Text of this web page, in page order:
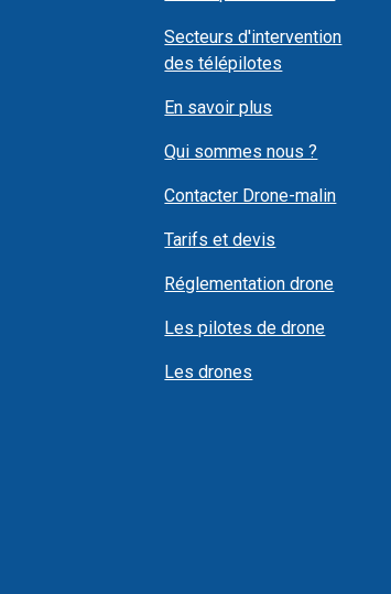
Secteurs d'intervention
des télépilotes
En savoir plus
Qui sommes nous ?
Contacter Drone-malin
Tarifs et devis
Réglementation drone
Les pilotes de drone
Les drones